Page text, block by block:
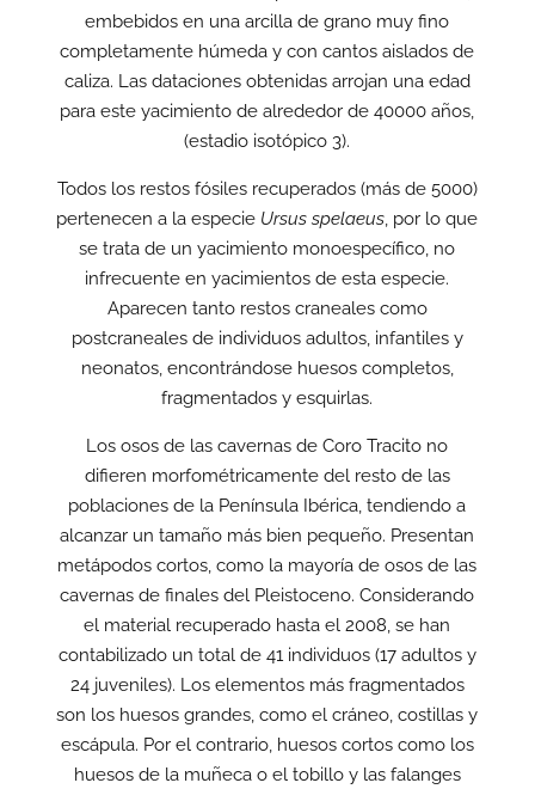
embebidos en una arcilla de grano muy fino
completamente húmeda y con cantos aislados de
caliza. Las dataciones obtenidas arrojan una edad
para este yacimiento de alrededor de 40000 años,
(estadio isotópico 3).
Todos los restos fósiles recuperados (más de 5000)
pertenecen a la especie Ursus spelaeus, por lo que
se trata de un yacimiento monoespecífico, no
infrecuente en yacimientos de esta especie.
Aparecen tanto restos craneales como
postcraneales de individuos adultos, infantiles y
neonatos, encontrándose huesos completos,
fragmentados y esquirlas.
Los osos de las cavernas de Coro Tracito no
difieren morfométricamente del resto de las
poblaciones de la Península Ibérica, tendiendo a
alcanzar un tamaño más bien pequeño. Presentan
metápodos cortos, como la mayoría de osos de las
cavernas de finales del Pleistoceno. Considerando
el material recuperado hasta el 2008, se han
contabilizado un total de 41 individuos (17 adultos y
24 juveniles). Los elementos más fragmentados
son los huesos grandes, como el cráneo, costillas y
escápula. Por el contrario, huesos cortos como los
huesos de la muñeca o el tobillo y las falanges